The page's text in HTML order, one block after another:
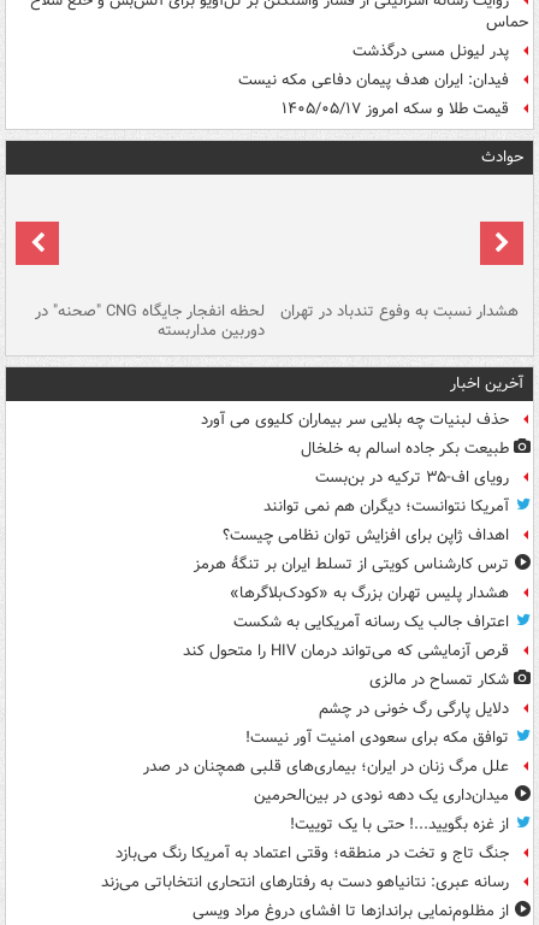
حماس
پدر لیونل مسی درگذشت
فیدان: ایران هدف پیمان دفاعی مکه نیست
قیمت طلا و سکه امروز ۱۴۰۵/۰۵/۱۷
حوادث
هشدار نسبت به وفوع تندباد در تهران لحظه انفجار جایگاه CNG "صحنه" در
دوربین مداربسته
آخرین اخبار
حذف لبنیات چه بلایی سر بیماران کلیوی می آورد
طبیعت بکر جاده اسالم به خلخال
رویای اف-۳۵ ترکیه در بن‌بست
آمریکا نتوانست؛ دیگران هم نمی توانند
اهداف ژاپن برای افزایش توان نظامی چیست؟
ترس کارشناس کویتی از تسلط ایران بر تنگۀ هرمز
هشدار پلیس تهران بزرگ به «کودک‌بلاگرها»
اعتراف جالب یک رسانه آمریکایی به شکست
قرص آزمایشی که می‌تواند درمان HIV را متحول کند
شکار تمساح در مالزی
دلایل پارگی رگ خونی در چشم
توافق مکه برای سعودی امنیت آور نیست!
علل مرگ زنان در ایران؛ بیماری‌های قلبی همچنان در صدر
میدان‌داری یک دهه نودی در بین‌الحرمین
از غزه بگویید...! حتی با یک توییت!
جنگ تاج و تخت در منطقه؛ وقتی اعتماد به آمریکا رنگ می‌بازد
رسانه عبری: نتانیاهو دست به رفتارهای انتحاری انتخاباتی می‌زند
از مظلوم‌نمایی براندازها تا افشای دروغ مراد ویسی